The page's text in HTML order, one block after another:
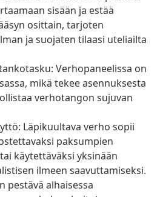
sisään ja estää
osittain, tarjoten
ja suojaten tilaasi uteliailta
Verhopaneelissa on
mikä tekee asennuksesta
verhotangon sujuvan
Läpikuultava verho sopii
paksumpien
käytettäväksi yksinään
ilmeen saavuttamiseksi.
pestävä alhaisessa